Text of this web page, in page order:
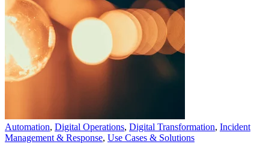
Automation, Digital Operations, Digital Transformation, Incident
Management & Response, Use Cases & Solutions